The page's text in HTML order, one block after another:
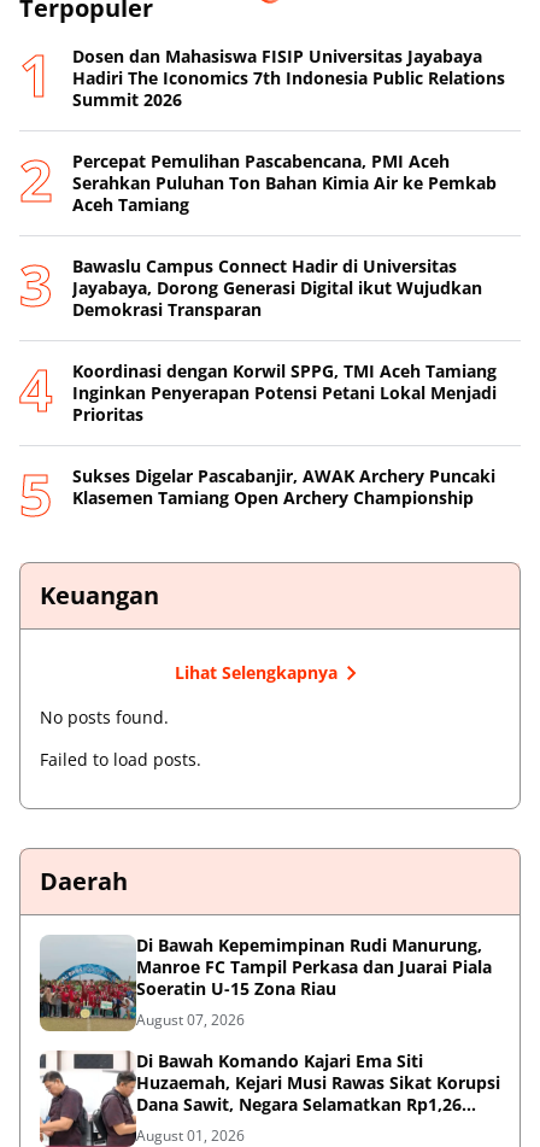
Terpopuler
Dosen dan Mahasiswa FISIP Universitas Jayabaya
Hadiri The Iconomics 7th Indonesia Public Relations
Summit 2026
Percepat Pemulihan Pascabencana, PMI Aceh
Serahkan Puluhan Ton Bahan Kimia Air ke Pemkab
Aceh Tamiang
Bawaslu Campus Connect Hadir di Universitas
Jayabaya, Dorong Generasi Digital ikut Wujudkan
Demokrasi Transparan
Koordinasi dengan Korwil SPPG, TMI Aceh Tamiang
Inginkan Penyerapan Potensi Petani Lokal Menjadi
Prioritas
Sukses Digelar Pascabanjir, AWAK Archery Puncaki
Klasemen Tamiang Open Archery Championship
Keuangan
Lihat Selengkapnya
No posts found.
Failed to load posts.
Daerah
Di Bawah Kepemimpinan Rudi Manurung,
Manroe FC Tampil Perkasa dan Juarai Piala
Soeratin U-15 Zona Riau
August 07, 2026
Di Bawah Komando Kajari Ema Siti
Huzaemah, Kejari Musi Rawas Sikat Korupsi
Dana Sawit, Negara Selamatkan Rp1,26
Miliar
August 01, 2026